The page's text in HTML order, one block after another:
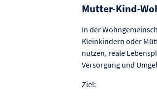
Mutter-Kind-
In der
Kleinkindern oder
nutzen, reale
Versorgung und
Ziel: